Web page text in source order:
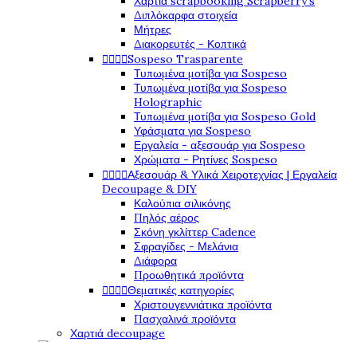
Διπλόκαρφα στοιχεία
Μήτρες
Διακορευτές - Κοπτικά
Sospeso Trasparente
Τυπωμένα μοτίβα για Sospeso
Τυπωμένα μοτίβα για Sospeso
Holographic
Τυπωμένα μοτίβα για Sospeso Gold
Υφάσματα για Sospeso
Εργαλεία - αξεσουάρ για Sospeso
Χρώματα - Ρητίνες Sospeso
Αξεσουάρ & Υλικά Χειροτεχνίας | Εργαλεία
Decoupage & DIY
Καλούπια σιλικόνης
Πηλός αέρος
Σκόνη γκλίττερ Cadence
Σφραγίδες - Μελάνια
Διάφορα
Προωθητικά προϊόντα
Θεματικές κατηγορίες
Χριστουγεννιάτικα προϊόντα
Πασχαλινά προϊόντα
Χαρτιά decoupage